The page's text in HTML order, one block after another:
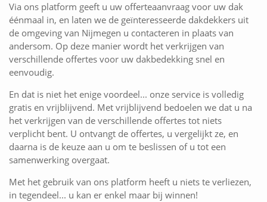
Via ons platform geeft u uw offerteaanvraag voor uw dak
éénmaal in, en laten we de geïnteresseerde dakdekkers uit
de omgeving van Nijmegen u contacteren in plaats van
andersom. Op deze manier wordt het verkrijgen van
verschillende offertes voor uw dakbedekking snel en
eenvoudig.
En dat is niet het enige voordeel... onze service is volledig
gratis en vrijblijvend. Met vrijblijvend bedoelen we dat u na
het verkrijgen van de verschillende offertes tot niets
verplicht bent. U ontvangt de offertes, u vergelijkt ze, en
daarna is de keuze aan u om te beslissen of u tot een
samenwerking overgaat.
Met het gebruik van ons platform heeft u niets te verliezen,
in tegendeel... u kan er enkel maar bij winnen!